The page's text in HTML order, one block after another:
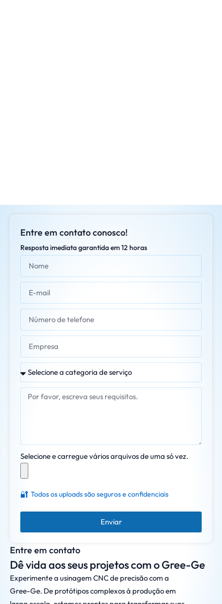
Entre em contato
Dê vida aos seus projetos com o Gree-Ge
Experimente a usinagem CNC de precisão com a
Gree-Ge. De protótipos complexos à produção em
Entre em contato conosco!
Resposta imediata garantida em 12 horas
Selecione e carregue vários arquivos de uma só vez.
🔐 Todos os uploads são seguros e confidenciais
Enviar